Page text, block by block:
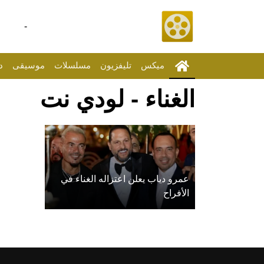
-
ميكس تليفزيون مسلسلات موسيقى
الغناء - لودي نت
عمرو دياب يعلن اعتزاله الغناء في
الأفراح